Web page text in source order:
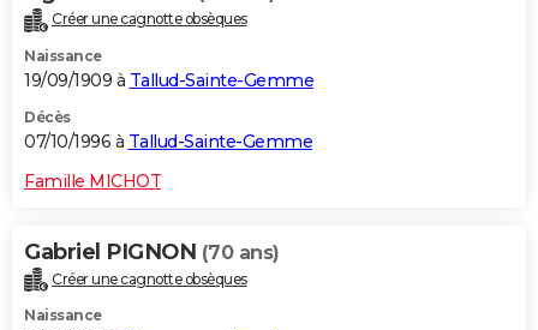
Créer une cagnotte obsèques
Naissance
19/09/1909 à Tallud-Sainte-Gemme
Décès
07/10/1996 à Tallud-Sainte-Gemme
Famille MICHOT
Gabriel PIGNON (70 ans)
Créer une cagnotte obsèques
Naissance